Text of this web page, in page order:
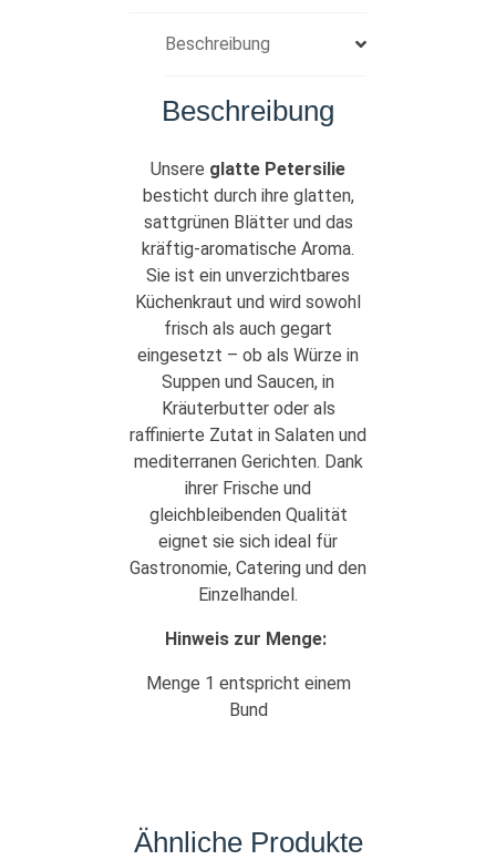
Beschreibung
Beschreibung
Unsere glatte Petersilie
besticht durch ihre glatten,
sattgrünen Blätter und das
kräftig-aromatische Aroma.
Sie ist ein unverzichtbares
Küchenkraut und wird sowohl
frisch als auch gegart
eingesetzt – ob als Würze in
Suppen und Saucen, in
Kräuterbutter oder als
raffinierte Zutat in Salaten und
mediterranen Gerichten. Dank
ihrer Frische und
gleichbleibenden Qualität
eignet sie sich ideal für
Gastronomie, Catering und den
Einzelhandel.
Hinweis zur Menge:
Menge 1 entspricht einem
Bund
Ähnliche Produkte